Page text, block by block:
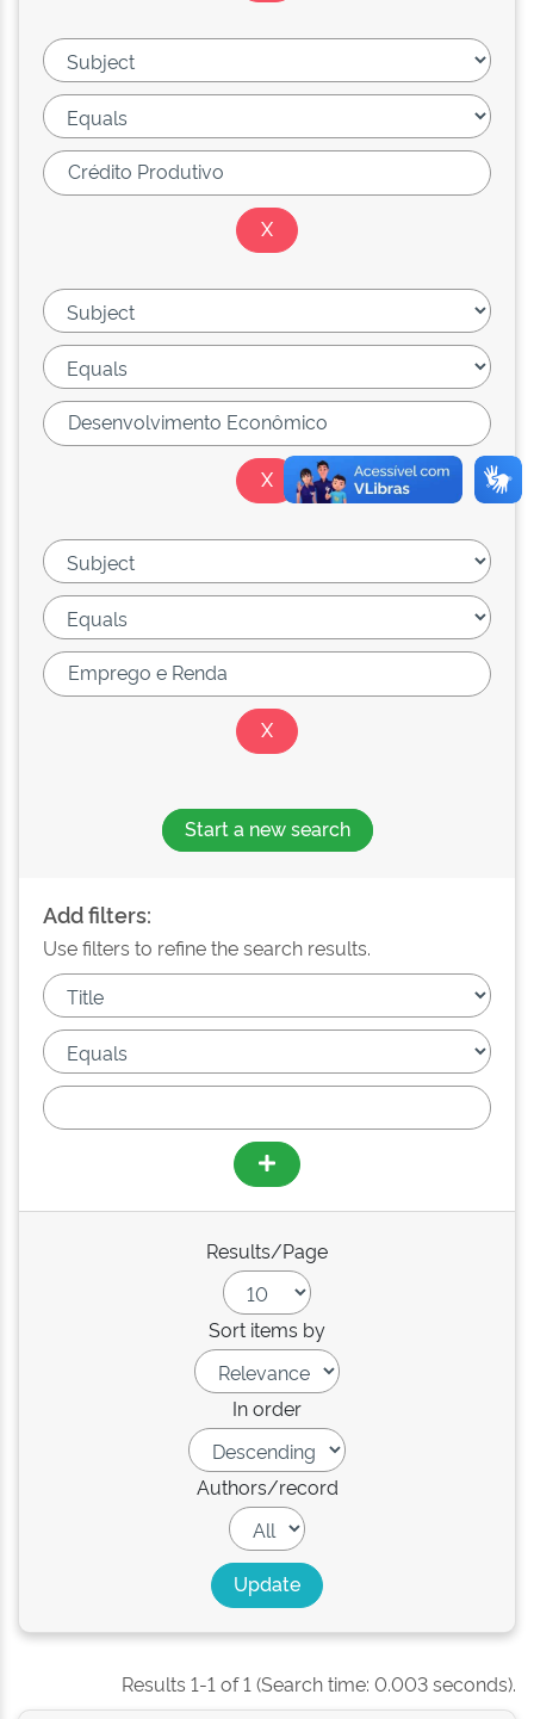
Start a new search
Add filters:
Use filters to refine the search results.
Results/Page
Sort items by
In order
Authors/record
Results 1-1 of 1 (Search time: 0.003 seconds).